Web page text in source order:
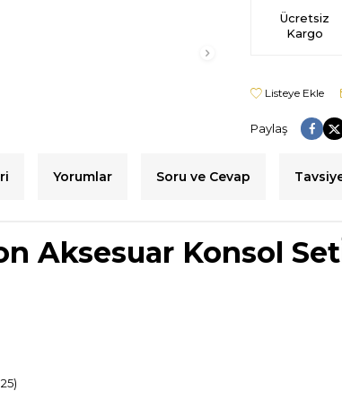
Ücretsiz
Kargo
Listeye Ekle
Paylaş
Yorumlar Soru ve Cevap
Aksesuar Konsol